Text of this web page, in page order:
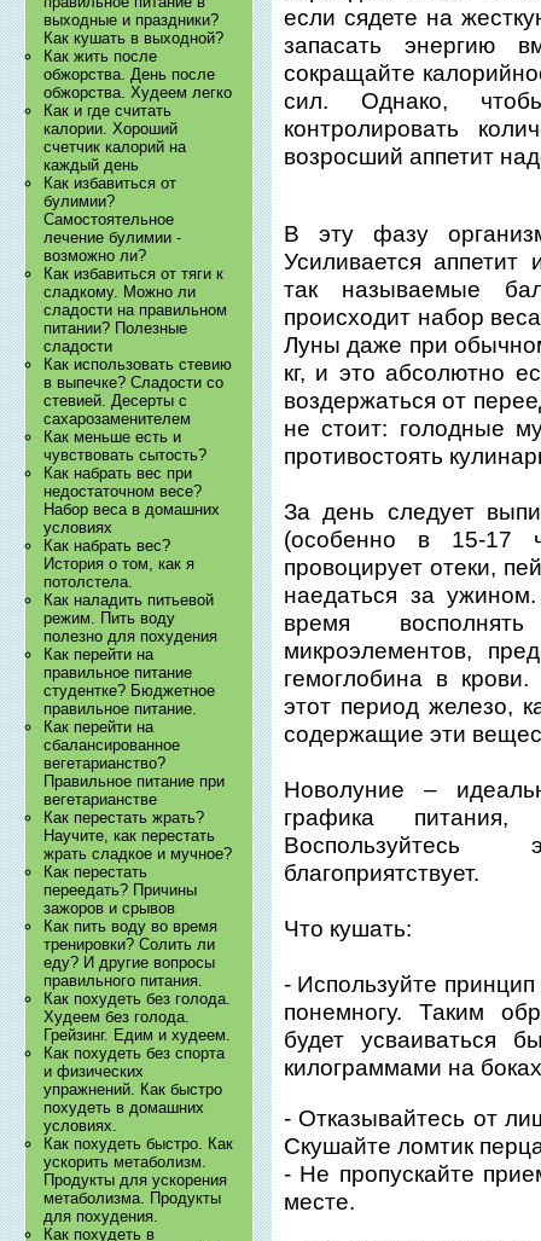
выходные и праздники?
Как кушать в выходной?
Как жить после
обжорства. День после
обжорства. Худеем легко
Как и где считать
калории. Хороший
счетчик калорий на
каждый день
Как избавиться от
булимии?
Самостоятельное
лечение булимии -
возможно ли?
Как избавиться от тяги к
сладкому. Можно ли
сладости на правильном
питании? Полезные
сладости
Как использовать стевию
в выпечке? Сладости со
стевией. Десерты с
сахарозаменителем
Как меньше есть и
чувствовать сытость?
Как набрать вес при
недостаточном весе?
Набор веса в домашних
условиях
Как набрать вес?
История о том, как я
потолстела.
Как наладить питьевой
режим. Пить воду
полезно для похудения
Как перейти на
правильное питание
студентке? Бюджетное
правильное питание.
Как перейти на
сбалансированное
вегетарианство?
Правильное питание при
вегетарианстве
Как перестать жрать?
Научите, как перестать
жрать сладкое и мучное?
Как перестать
переедать? Причины
зажоров и срывов
Как пить воду во время
тренировки? Солить ли
еду? И другие вопросы
правильного питания.
Как похудеть без голода.
Худеем без голода.
Грейзинг. Едим и худеем.
Как похудеть без спорта
и физических
упражнений. Как быстро
похудеть в домашних
условиях.
Как похудеть быстро. Как
ускорить метаболизм.
Продукты для ускорения
метаболизма. Продукты
для похудения.
Как похудеть в
если сядете на
запасать энергию
сокращайте
сил. Однако,
контролировать
возросший аппетит
В эту фазу
Усиливается
так называемые
происходит набор
Луны даже при
кг, и это абсолютно
воздержаться от
не стоит: голодные
противостоять
За день следует
(особенно в 15-17
провоцирует отеки,
наедаться за
время
микроэлементов,
гемоглобина в
этот период железо,
содержащие эти
Новолуние –
графика питания,
благоприятствует.
Что кушать:
- Используйте
понемногу. Таким
будет усваиваться
килограммами на
- Отказывайтесь от
Скушайте ломтик
- Не пропускайте
месте.